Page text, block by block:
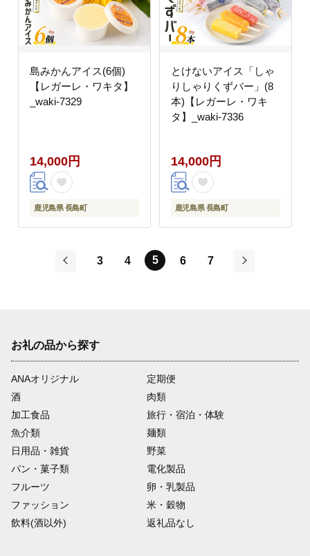
島みかんアイス(6個)
【レガーレ・ワキタ】
_waki-7329
14,000円
鹿児島県 長島町
とけないアイス「しゃ
りしゃりくずバー」(8
本)【レガーレ・ワキ
タ】_waki-7336
14,000円
鹿児島県 長島町
3 4 5 6
7
お礼の品から探す
ANAオリジナル
定期便
酒
肉類
加工食品
旅行・宿泊・体験
魚介類
麺類
日用品・雑貨
野菜
パン・菓子類
電化製品
フルーツ
卵・乳製品
ファッション
米・穀物
飲料(酒以外)
返礼品なし